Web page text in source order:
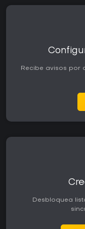
Recibe avisos por
Desbloquea